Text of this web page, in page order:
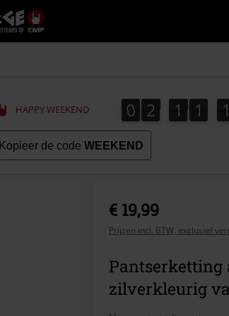
Large
–
Muziek-,
+
kleding
HAPPY WEEKEND 0
0 2
2 1
1 1
1 1
1
Kopieer de code WEEKEND
€ 19,99
Prijzen incl. BTW, exclusief
zilverkleurig